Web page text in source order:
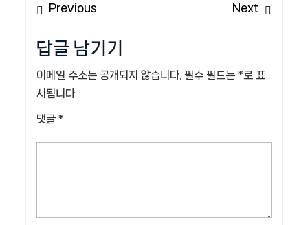
탐
색
Previous Next
답글 남기기
이메일 주소는 공개되지 않습니다. 필수 필드는 *로 표
시됩니다
댓글 *